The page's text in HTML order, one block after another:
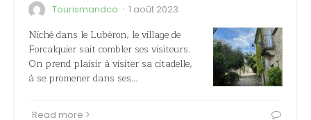
Tourismandco · 1 août 2023
Niché dans le Lubéron, le village de
Forcalquier sait combler ses visiteurs.
On prend plaisir à visiter sa citadelle,
à se promener dans ses…
Read more